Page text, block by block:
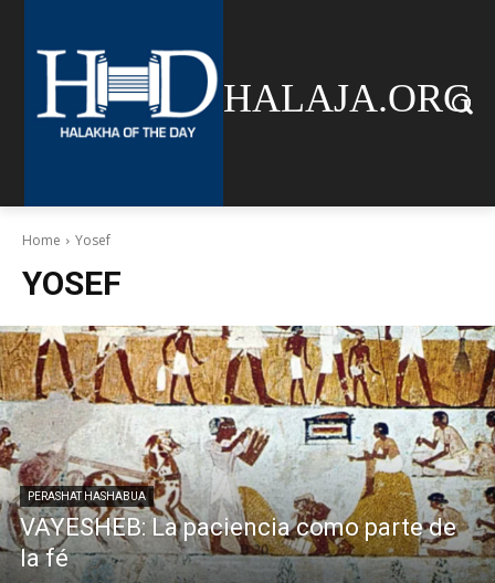
HALAJA.ORG
Home Yosef
YOSEF
PERASHAT HASHABUA
VAYESHEB: La paciencia como parte de
la fé